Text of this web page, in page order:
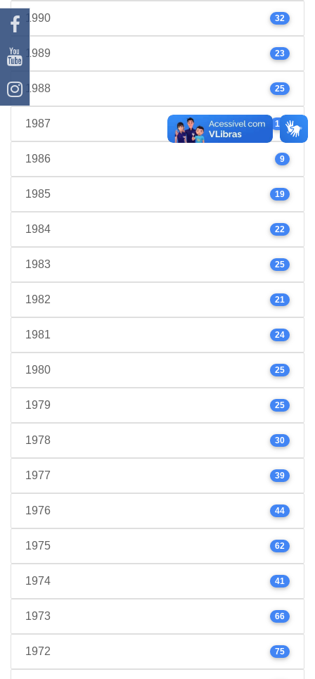
1990 32
1989 23
1988 25
1987 17
1986 9
1985 19
1984 22
1983 25
1982 21
1981 24
1980 25
1979 25
1978 30
1977 39
1976 44
1975 62
1974 41
1973 66
1972 75